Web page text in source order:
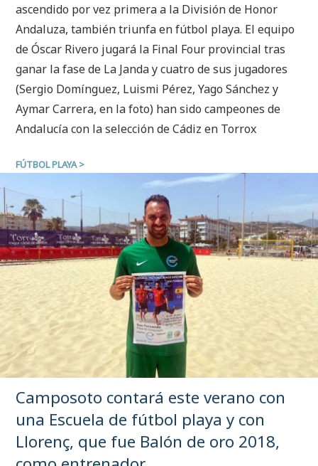
ascendido por vez primera a la División de Honor
Andaluza, también triunfa en fútbol playa. El equipo
de Óscar Rivero jugará la Final Four provincial tras
ganar la fase de La Janda y cuatro de sus jugadores
(Sergio Domínguez, Luismi Pérez, Yago Sánchez y
Aymar Carrera, en la foto) han sido campeones de
Andalucía con la selección de Cádiz en Torrox
FÚTBOL PLAYA>
Camposoto contará este verano con
una Escuela de fútbol playa y con
Llorenç, que fue Balón de oro 2018,